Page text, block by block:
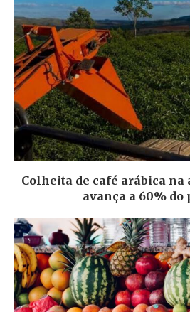
Colheita de café arábica na
avança a 60% do